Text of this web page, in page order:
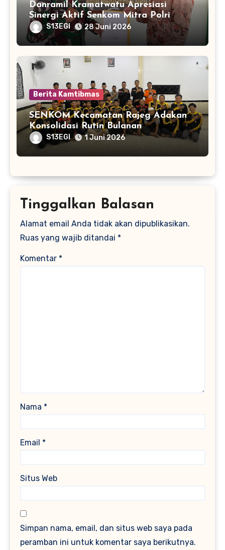
Danramil Kramatwatu Apresiasi
Sinergi Aktif Senkom Mitra Polri
S13EGI 28 Juni 2026
Berita Kamtibmas
SENKOM Kecamatan Rajeg Adakan
Konsolidasi Rutin Bulanan
S13EGI 1 Juni 2026
Tinggalkan Balasan
Alamat email Anda tidak akan dipublikasikan.
Ruas yang wajib ditandai *
Komentar *
Nama *
Email *
Situs Web
Simpan nama, email, dan situs web saya pada
peramban ini untuk komentar saya berikutnya.